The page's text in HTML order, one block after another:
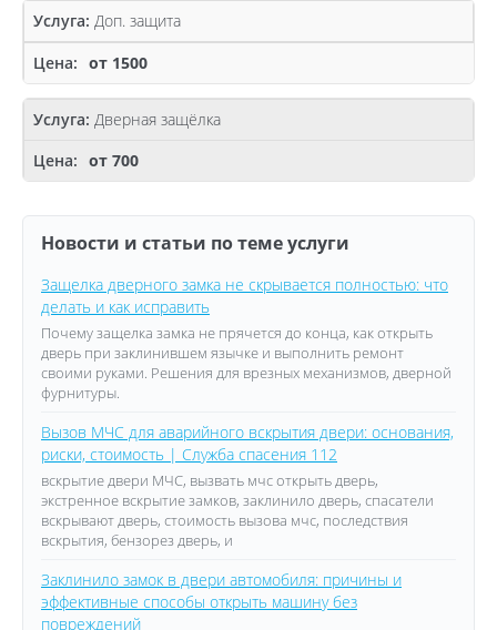
Доп. защита
от 1500
Дверная защёлка
от 700
Новости и статьи по теме услуги
Защелка дверного замка не скрывается полностью: что
делать и как исправить
Почему защелка замка не прячется до конца, как открыть
дверь при заклинившем язычке и выполнить ремонт
своими руками. Решения для врезных механизмов, дверной
фурнитуры.
Вызов МЧС для аварийного вскрытия двери: основания,
риски, стоимость | Служба спасения 112
вскрытие двери МЧС, вызвать мчс открыть дверь,
экстренное вскрытие замков, заклинило дверь, спасатели
вскрывают дверь, стоимость вызова мчс, последствия
вскрытия, бензорез дверь, и
Заклинило замок в двери автомобиля: причины и
эффективные способы открыть машину без
повреждений